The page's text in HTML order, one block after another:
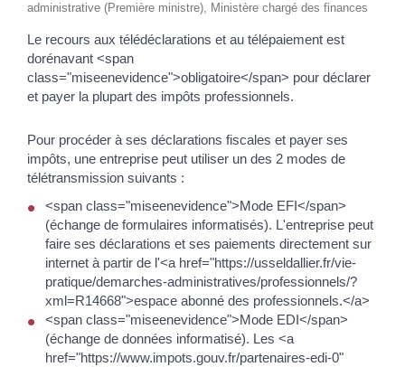
administrative (Première ministre), Ministère chargé des finances
Le recours aux télédéclarations et au télépaiement est
dorénavant <span
class="miseenevidence">obligatoire</span> pour déclarer
et payer la plupart des impôts professionnels.
Pour procéder à ses déclarations fiscales et payer ses
impôts, une entreprise peut utiliser un des 2 modes de
télétransmission suivants :
<span class="miseenevidence">Mode EFI</span>
(échange de formulaires informatisés). L'entreprise peut
faire ses déclarations et ses paiements directement sur
internet à partir de l'<a href="https://usseldallier.fr/vie-
pratique/demarches-administratives/professionnels/?
xml=R14668">espace abonné des professionnels.</a>
<span class="miseenevidence">Mode EDI</span>
(échange de données informatisé). Les <a
href="https://www.impots.gouv.fr/partenaires-edi-0"